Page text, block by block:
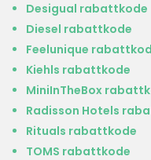
Desigual rabattkode
Diesel rabattkode
Feelunique
Kiehls rabattkode
MiniInTheBox
Radisson Hotels
Rituals rabattkode
TOMS rabattkode